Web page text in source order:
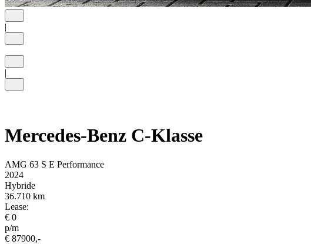
Vorige
|
Volgende
Vorige
|
Volgende
Mercedes-Benz C-Klasse
AMG 63 S E Performance
2024
Hybride
36.710 km
Lease:
€ 0
p/m
€ 87900,-